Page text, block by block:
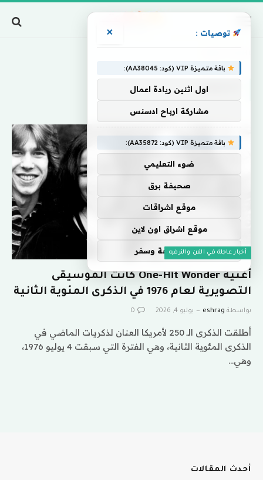
ONEHIT
أخبار عاجلة في الفن والترفيه
أغنية One-Hit Wonder كانت الموسيقى
التصويرية لعام 1976 في الذكرى المئوية الثانية
بواسطة eshrag يوليو 4, 2026 0
أطلقت الذكرى الـ 250 لأمريكا العنان لذكريات الماضي في
الذكرى المئوية الثانية، وهي الفترة التي سبقت 4 يوليو 1976،
وهي…
أحدث المقالات
توصيات : ×
باقة متميزة VIP (كود: AA38045):
اول اثنين ريادة اعمال
مشاركة ارباح ادسنس
باقة متميزة VIP (كود: AA35872):
ضوء التعليمي
صحيفة برق
موقع اشراقات
موقع اشراق اون لاين
اركان سياحة وسفر